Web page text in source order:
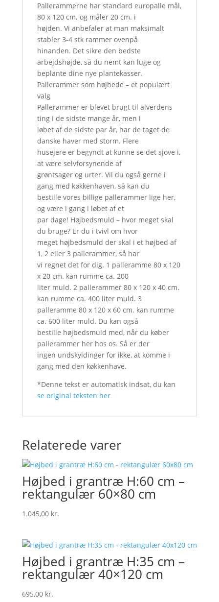
Pallerammerne har standard europalle mål,
80 x 120 cm. og måler 20 cm. i
højden. Vi anbefaler at man maksimalt
stabler 3-4 stk rammer ovenpå
hinanden. Det sikre den bedste
arbejdshøjde, så du nemt kan luge og
beplante dine nye plantekasser.
Pallerammer som højbede – et populært
valg
Pallerammer er blevet brugt til alverdens
ting i de sidste mange år, men i
løbet af de sidste par år, har de taget de
danske haver med storm. Flere
husejere er begyndt at kunne se det sjove i,
at være selvforsynende af
grøntsager og urter. Vil du også gerne i
gang med køkkenhaven, så kan du
bestille vores billige pallerammer lige her,
og være i gang i løbet af et
par dage! Højbedsmuld – hvor meget skal
du bruge? Er du i tvivl om hvor
meget højbedsmuld der skal i et højbed af
1, 2 eller 3 pallerammer, så har
vi regnet det for dig. 1 palleramme 80 x 120
x 20 cm. kan rumme ca. 200
liter muld. 2 pallerammer 80 x 120 x 40 cm.
kan rumme ca. 400 liter muld. 3
palleramme 80 x 120 x 60 cm. kan rumme
ca. 600 liter muld. Du kan også
bestille højbedsmuld med, når du køber
pallerammer her hos os. Så er der
ingen undskyldinger for ikke, at komme i
gang med den køkkenhave.
*Denne tekst er automatisk indsat, du kan
se original teksten her
Relaterede varer
Højbed i grantræ H:60 cm –
rektangulær 60×80 cm
1.045,00 kr.
Højbed i grantræ H:35 cm –
rektangulær 40×120 cm
695,00 kr.